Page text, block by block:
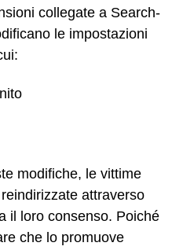
collegate a Search-
le impostazioni
modifiche, le vittime
attraverso
il loro consenso. Poiché
che lo promuove